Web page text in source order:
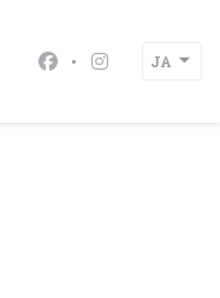
Facebook ((新しい
Instagram ((
JA